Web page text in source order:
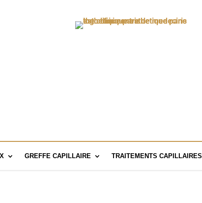
GREFFE CAPILLAIRE TRAITEMENTS CAPILLAIRES